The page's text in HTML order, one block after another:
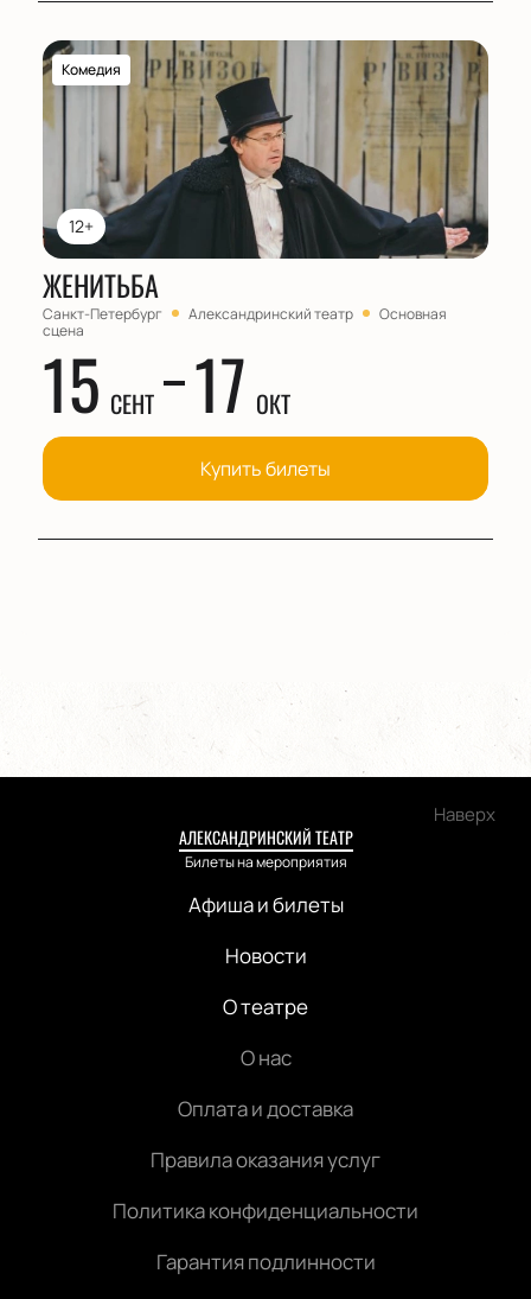
12+
Комедия
ЖЕНИТЬБА
Санкт-Петербург Александринский театр
Основная
сцена
15 СЕНТ 17 ОКТ
Купить билеты
Наверх
АЛЕКСАНДРИНСКИЙ ТЕАТР
Билеты на мероприятия
Афиша и билеты
Новости
О театре
О нас
Оплата и доставка
Правила оказания услуг
Политика конфиденциальности
Гарантия подлинности